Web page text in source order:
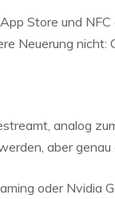
Store und
Neuerung
analog
aber
oder Nvidia